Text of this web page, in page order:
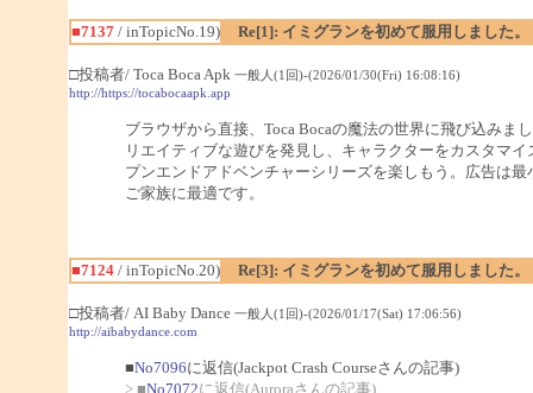
■7137/ inTopicNo.19) Re[1]: イミグランを初めて服用しました。
□投稿者/ Toca Boca Apk 一般人(1回)-(2026/01/30(Fri) 16:08:16)
http://https://tocabocaapk.app
ブラウザから直接、Toca Bocaの魔法の世界に飛び込みま
リエイティブな遊びを発見し、キャラクターをカスタマ
プンエンドアドベンチャーシリーズを楽しもう。広告は
ご家族に最適です。
■7124/ inTopicNo.20) Re[3]: イミグランを初めて服用しました。
□投稿者/ AI Baby Dance 一般人(1回)-(2026/01/17(Sat) 17:06:56)
http://aibabydance.com
■No7096に返信(Jackpot Crash Courseさんの記事)
> ■No7072に返信(Auroraさんの記事)